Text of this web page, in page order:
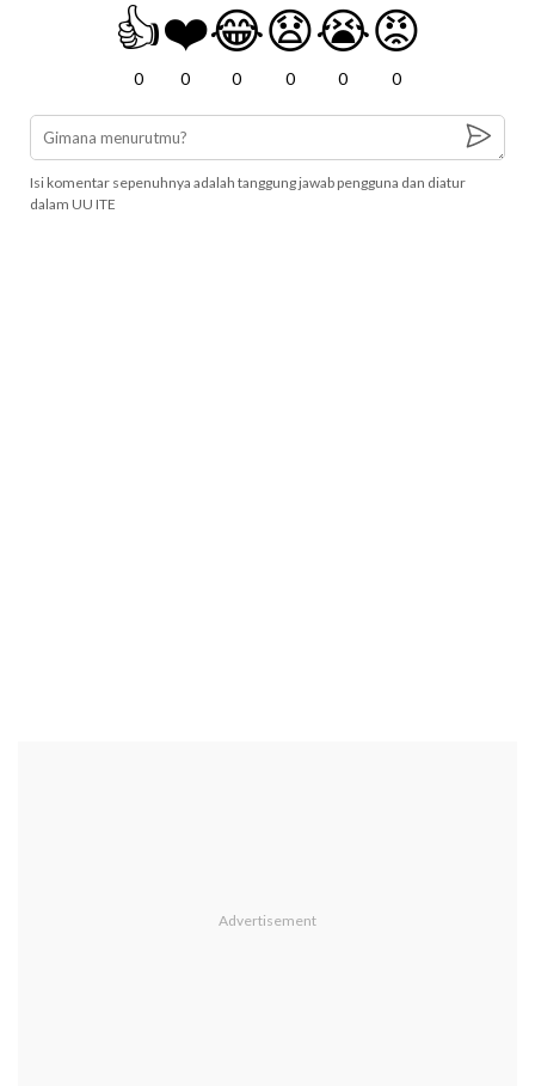
👍
0
❤️
0
😂
0
😧
0
😭
0
😡
0
Isi komentar sepenuhnya adalah tanggung jawab pengguna dan diatur
dalam UU ITE